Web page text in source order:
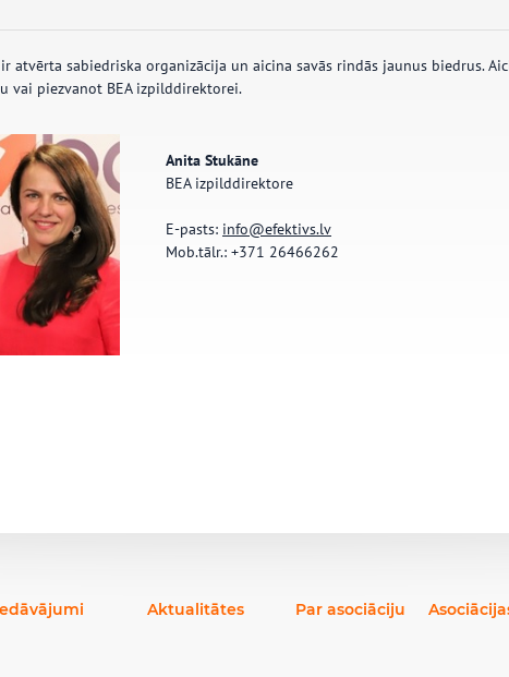
ir atvērta sabiedriska organizācija un aicina savās rindās jaunus biedrus.
vai piezvanot BEA izpilddirektorei.
Anita Stukāne
BEA izpilddirektore
E-pasts: info@efektivs.lv
Mob.tālr.: +371 26466262
Aktualitātes Par asociāciju